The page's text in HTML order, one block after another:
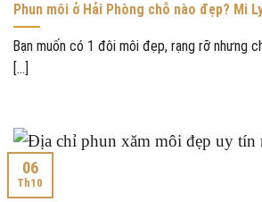
Phun môi ở Hải Phòng chỗ nào đẹp? Mi
Bạn muốn có 1 đôi môi đẹp, rạng rỡ nhưng
[...]
06
Th10